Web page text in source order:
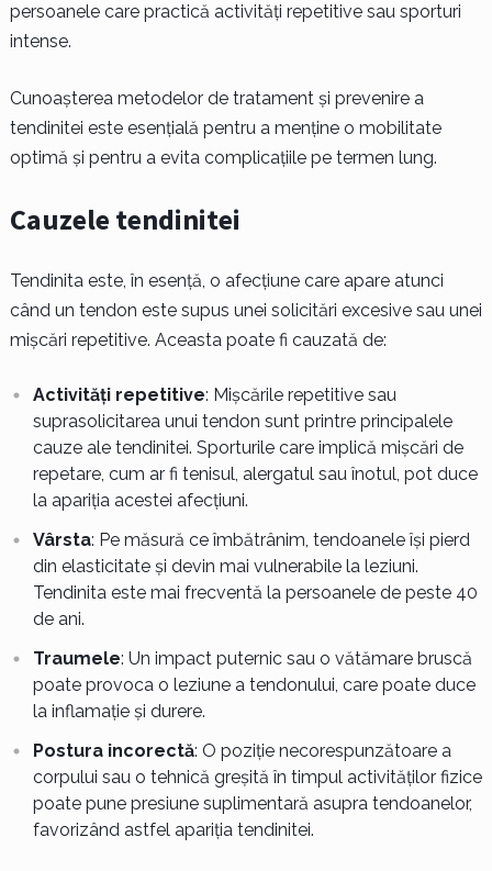
persoanele care practică activități repetitive sau sporturi
intense.
Cunoașterea metodelor de tratament și prevenire a
tendinitei este esențială pentru a menține o mobilitate
optimă și pentru a evita complicațiile pe termen lung.
Cauzele tendinitei
Tendinita este, în esență, o afecțiune care apare atunci
când un tendon este supus unei solicitări excesive sau unei
mișcări repetitive. Aceasta poate fi cauzată de:
Activități repetitive: Mișcările repetitive sau
suprasolicitarea unui tendon sunt printre principalele
cauze ale tendinitei. Sporturile care implică mișcări de
repetare, cum ar fi tenisul, alergatul sau înotul, pot duce
la apariția acestei afecțiuni.
Vârsta: Pe măsură ce îmbătrânim, tendoanele își pierd
din elasticitate și devin mai vulnerabile la leziuni.
Tendinita este mai frecventă la persoanele de peste 40
de ani.
Traumele: Un impact puternic sau o vătămare bruscă
poate provoca o leziune a tendonului, care poate duce
la inflamație și durere.
Postura incorectă: O poziție necorespunzătoare a
corpului sau o tehnică greșită în timpul activităților fizice
poate pune presiune suplimentară asupra tendoanelor,
favorizând astfel apariția tendinitei.